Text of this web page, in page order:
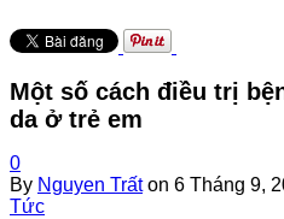
Một số cách điều trị
da ở trẻ em
0
By Nguyen Trất on 6 Tháng 9,
Tức